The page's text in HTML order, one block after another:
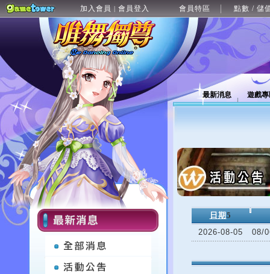
加入會員 | 會員登入 會員特區 點數 / 儲
最新消息 遊戲
日期 5
2026-08-05
08/